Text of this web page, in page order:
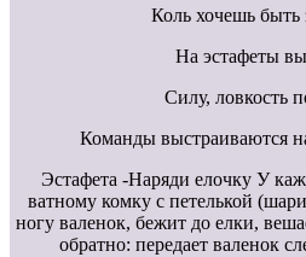
Коль хочешь
На эстафеты
Силу, ловкость
Команды выстраиваются
Эстафета -Наряди елочку У
ватному комку с петелькой
ногу валенок, бежит до елки,
обратно: передает валенок